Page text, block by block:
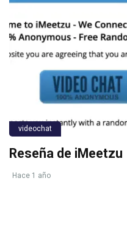
videochat
Reseña de iMeetzu
Hace 1 año